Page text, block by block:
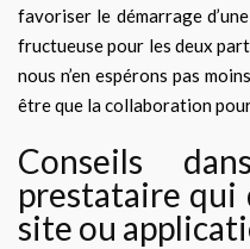
favoriser le démarrage
fructueuse pour les deux
nous n’en espérons pas
être que la collaboration
Conseils
prestataire qui
site ou